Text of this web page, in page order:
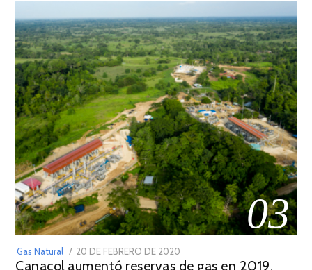
03
Gas Natural
POSTED
ON
20 DE FEBRERO DE 2020
DE
Canacol aumentó reservas de gas en 2019,